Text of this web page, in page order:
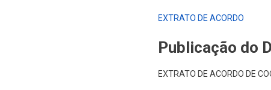
EXTRATO DE ACORDO
Publicação do
EXTRATO DE ACORDO DE